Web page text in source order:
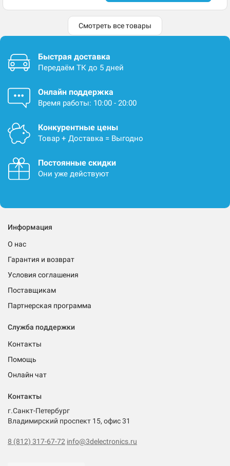
Смотреть все товары
Быстрая доставка
Передаём ТК до 5 дней
Онлайн поддержка
Время работы: 10:00 - 20:00
Конкурентные цены
Товар + Доставка = Выгодно
Постоянные скидки
Они уже действуют
Информация
О нас
Гарантия и возврат
Условия соглашения
Поставщикам
Партнерская программа
Служба поддержки
Контакты
Помощь
Онлайн чат
Контакты
г.Санкт-Петербург
Владимирский проспект 15, офис 31
8 (812) 317-67-72 info@3delectronics.ru